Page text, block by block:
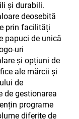
și durabili.
deosebită
prin facilități
papuci de unică
uri
și opțiuni de
ale mărcii și
de
de gestionarea
programe
diferite de